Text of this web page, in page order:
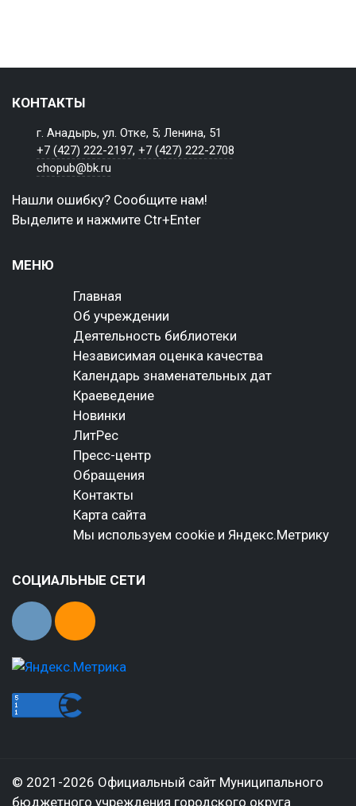
КОНТАКТЫ
г. Анадырь, ул. Отке, 5; Ленина, 51
+7 (427) 222-2197,+7 (427) 222-2708
chopub@bk.ru
Нашли ошибку? Сообщите нам!
Выделите и нажмите Ctr+Enter
МЕНЮ
Главная
Об учреждении
Деятельность библиотеки
Независимая оценка качества
Календарь знаменательных дат
Краеведение
Новинки
ЛитРес
Пресс-центр
Обращения
Контакты
Карта сайта
Мы используем cookie и Яндекс.Метрику
СОЦИАЛЬНЫЕ СЕТИ
© 2021-2026 Официальный сайт Муниципального
бюджетного учреждения городского округа